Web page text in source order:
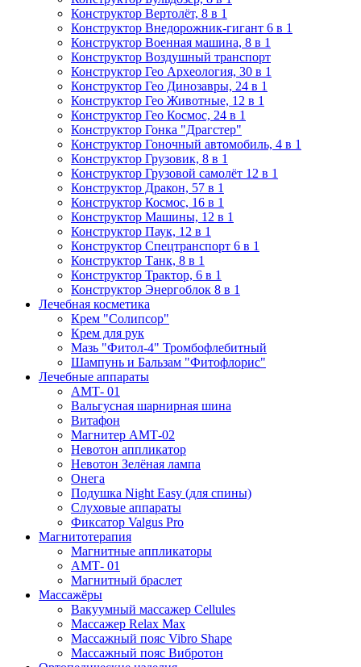
Конструктор Вертолёт, 8 в 1
Конструктор Внедорожник-гигант 6 в 1
Конструктор Военная машина, 8 в 1
Конструктор Воздушный транспорт
Конструктор Гео Археология, 30 в 1
Конструктор Гео Динозавры, 24 в 1
Конструктор Гео Животные, 12 в 1
Конструктор Гео Космос, 24 в 1
Конструктор Гонка "Драгстер"
Конструктор Гоночный автомобиль, 4 в 1
Конструктор Грузовик, 8 в 1
Конструктор Грузовой самолёт 12 в 1
Конструктор Дракон, 57 в 1
Конструктор Космос, 16 в 1
Конструктор Машины, 12 в 1
Конструктор Паук, 12 в 1
Конструктор Спецтранспорт 6 в 1
Конструктор Танк, 8 в 1
Конструктор Трактор, 6 в 1
Конструктор Энергоблок 8 в 1
Лечебная косметика
Крем "Солипсор"
Крем для рук
Мазь "Фитол-4" Тромбофлебитный
Шампунь и Бальзам "Фитофлорис"
Лечебные аппараты
АМТ- 01
Вальгусная шарнирная шина
Витафон
Магнитер АМТ-02
Невотон аппликатор
Невотон Зелёная лампа
Онега
Подушка Night Easy (для спины)
Слуховые аппараты
Фиксатор Valgus Pro
Магнитотерапия
Магнитные аппликаторы
АМТ- 01
Магнитный браслет
Массажёры
Вакуумный массажер Cellules
Массажер Relax Max
Массажный пояс Vibro Shape
Массажный пояс Вибротон